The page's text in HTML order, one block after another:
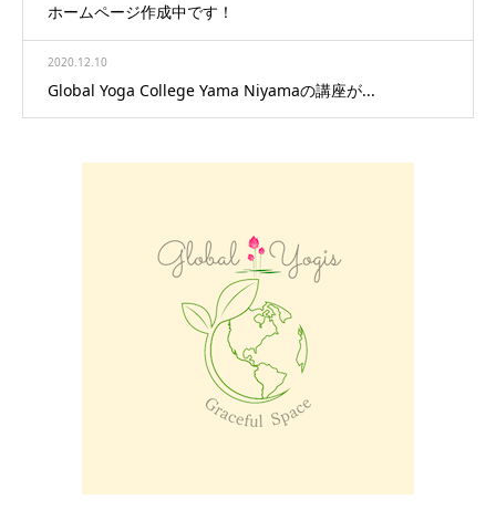
ホームページ作成中です！
2020.12.10
Global Yoga College Yama Niyamaの講座が...